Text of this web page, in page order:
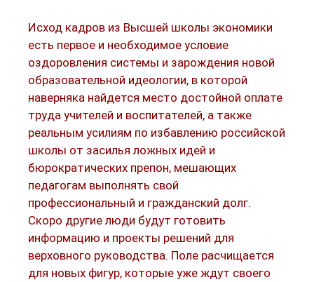
Исход кадров из Высшей школы экономики
есть первое и необходимое условие
оздоровления системы и зарождения новой
образовательной идеологии, в которой
наверняка найдется место достойной оплате
труда учителей и воспитателей, а также
реальным усилиям по избавлению российской
школы от засилья ложных идей и
бюрократических препон, мешающих
педагогам выполнять свой
профессиональный и гражданский долг.
Скоро другие люди будут готовить
информацию и проекты решений для
верховного руководства. Поле расчищается
для новых фигур, которые уже ждут своего